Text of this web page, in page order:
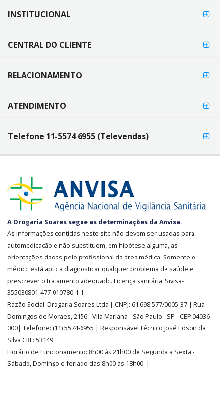
FORMAS
FORMAS DE
PAGAMENTO
INSTITUCIONAL
CENTRAL DO CLIENTE
RELACIONAMENTO
ATENDIMENTO
Telefone 11-5574 6955 (Televendas)
A Drogaria Soares segue as determinações da Anvisa.
As informações contidas neste site não devem ser usadas para
automedicação e não substituem, em hipótese alguma, as
orientações dadas pelo profissional da área médica. Somente o
médico está apto a diagnosticar qualquer problema de saúde e
prescrever o tratamento adequado. Licença sanitária Sivisa-
355030801-477-010780-1-1
Razão Social: Drogaria Soares Ltda | CNPJ: 61.698.577/0005-37 | Rua
Domingos de Moraes, 2156-Vila Mariana - São Paulo - SP - CEP 04036-
000| Telefone: (11)5574-6955 | Responsável Técnico José Edson da
Silva CRF: 53149
Horário de Funcionamento: 8h00 às 21h00 de Segunda a Sexta -
Sábado, Domingo e feriado das 8h00 às 18h00. |